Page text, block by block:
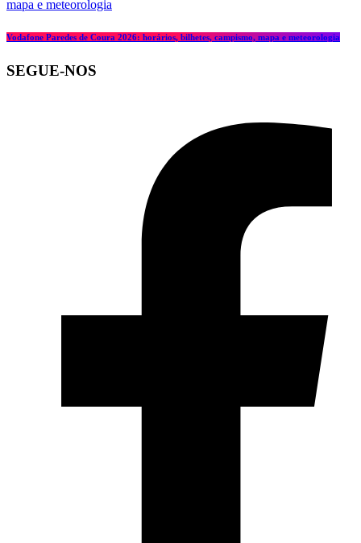
Vodafone Paredes de Coura 2026: horários, bilhetes, campismo, mapa e meteorologia
SEGUE-NOS